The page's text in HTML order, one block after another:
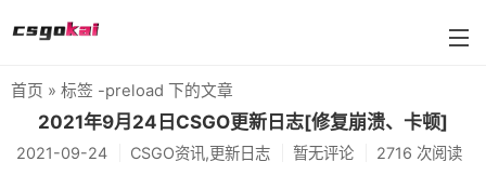
farmskins
88dog
首页 » 标签 -preload 下的文章
2021年9月24日CSGO更新日志[修复崩溃、卡顿]
2021-09-24 CSGO资讯,更新日志 暂无评论 2716 次阅读